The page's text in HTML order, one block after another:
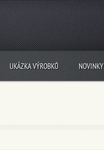
UKÁZKA VÝROBKŮ NOVINKY